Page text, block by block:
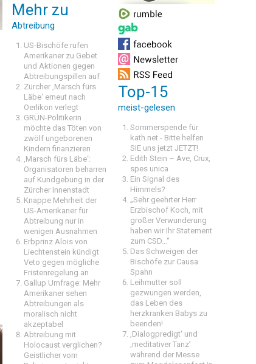
Mehr zu
Abtreibung
US-Bischöfe rufen
Amerikaner zu Gebet
und Aktionen gegen
Abtreibungspillen auf
Zürcher ‚Marsch fürs
Läbe‘ erneut nach
Oerlikon verlegt
GRÜN-Politikerin
möchte das Töten von
zwölf ungeborenen
Kindern finanzieren
‚Marsch fürs Läbe‘:
Organisatoren beharren
auf Kundgebung in der
Zürcher Innenstadt
Knappe Mehrheit der
US-Amerikaner für
Abtreibung nur in
wenigen Ausnahmen
Erbprinz Alois von
Liechtenstein kündigt
Veto gegen mögliche
Fristenregelung an
Gallup Umfrage: Mehr
Amerikaner sehen
Abtreibungen als
moralisch nicht
akzeptabel
Abtreibung mit
Holocaust verglichen?
Geistlicher vom
Top-15
meist-gelesen
Sommerspende für
kath.net - Bitte helfen
SIE uns jetzt JETZT!
Edith Stein – Ave, Crux,
spes unica
Ein Signal des
Himmels?
„Sehr geehrter Herr
Erzbischof Koch, mit
großer Verwunderung
haben wir Ihr Statement
zum CSD…“
Das Schweigen der
Bischöfe zur Causa
Spahn
Leihmutter soll
gezwungen werden,
das Leben des
herzkranken Babys zu
beenden!
‚Dialogpredigt‘ und
‚meditativer Tanz’
während der Messe